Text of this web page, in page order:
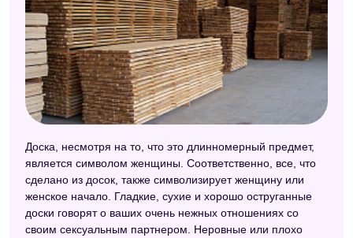
Доска, несмотря на то, что это длинномерный предмет,
является символом женщины. Соответственно, все, что
сделано из досок, также символизирует женщину или
женское начало. Гладкие, сухие и хорошо оструганные
доски говорят о ваших очень нежных отношениях со
своим сексуальным партнером. Неровные или плохо